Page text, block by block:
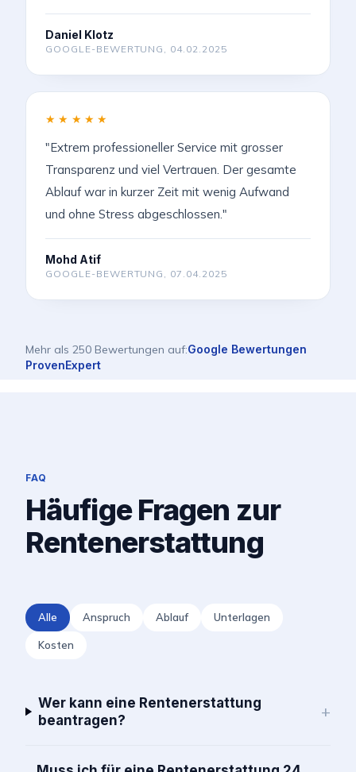
Daniel Klotz
GOOGLE-BEWERTUNG, 04.02.2025
★★★★★
"Extrem professioneller Service mit grosser
Transparenz und viel Vertrauen. Der gesamte
Ablauf war in kurzer Zeit mit wenig Aufwand
und ohne Stress abgeschlossen."
Mohd Atif
GOOGLE-BEWERTUNG, 07.04.2025
Mehr als 250 Bewertungen auf:Google Bewertungen
ProvenExpert
FAQ
Häufige Fragen zur
Rentenerstattung
Alle Anspruch Ablauf Unterlagen
Kosten
Wer kann eine Rentenerstattung
beantragen?
+